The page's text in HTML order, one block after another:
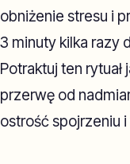
obniżenie stresu i
3 minuty kilka razy
Potraktuj ten
przerwę od
ostrość spojrzeniu